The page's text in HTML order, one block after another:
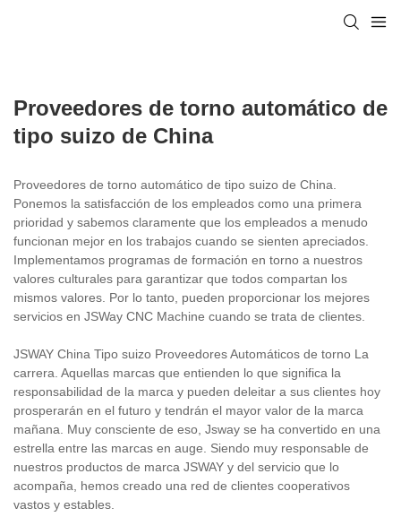
Proveedores de torno automático de
tipo suizo de China
Proveedores de torno automático de tipo suizo de China.
Ponemos la satisfacción de los empleados como una primera
prioridad y sabemos claramente que los empleados a menudo
funcionan mejor en los trabajos cuando se sienten apreciados.
Implementamos programas de formación en torno a nuestros
valores culturales para garantizar que todos compartan los
mismos valores. Por lo tanto, pueden proporcionar los mejores
servicios en JSWay CNC Machine cuando se trata de clientes.
JSWAY China Tipo suizo Proveedores Automáticos de torno La
carrera. Aquellas marcas que entienden lo que significa la
responsabilidad de la marca y pueden deleitar a sus clientes hoy
prosperarán en el futuro y tendrán el mayor valor de la marca
mañana. Muy consciente de eso, Jsway se ha convertido en una
estrella entre las marcas en auge. Siendo muy responsable de
nuestros productos de marca JSWAY y del servicio que lo
acompaña, hemos creado una red de clientes cooperativos
vastos y estables.